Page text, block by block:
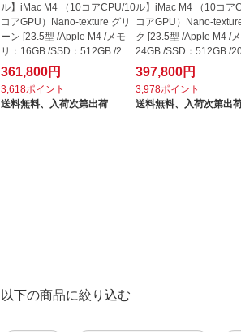
ル】iMac M4 （10コアCPU/10
コアGPU）Nano-texture グリ
ーン [23.5型 /Apple M4 /メモ
リ：16GB /SSD：512GB /202
4年10月...
361,800円
3,618ポイント
送料無料、
入荷次第出荷
ル】iMac M4 （10コア
コアGPU）Nano-
ク [23.5型 /Apple M4 /メ
24GB /SSD：512GB /
0月モ...
397,800円
3,978ポイント
送料無料、
入荷次第出
以下の商品に絞り込む